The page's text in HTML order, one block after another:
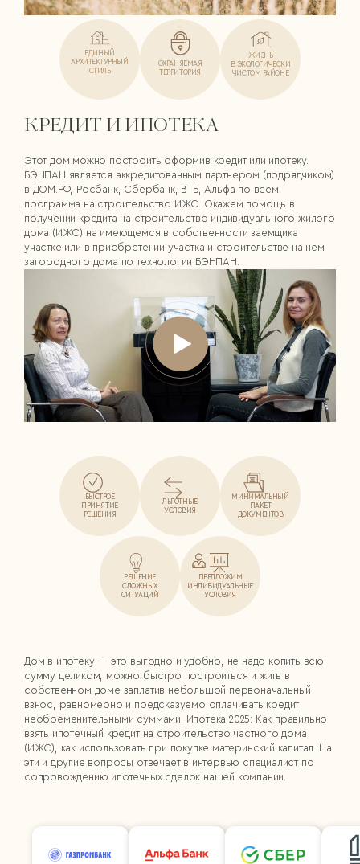
ЕДИНЫЙ
АРХИТЕКТУРНЫЙ
СТИЛЬ
ОХРАНЯЕМАЯ
ТЕРРИТОРИЯ
ЖИЗНЬ
В ЭКОЛОГИЧЕСКИ
ЧИСТОМ РАЙОНЕ
КРЕДИТ И ИПОТЕКА
Этот дом можно построить оформив кредит или ипотеку.
БЭНПАН является аккредитованным партнером (подрядчиком)
в ДОМ.РФ, Росбанк, Сбербанк, ВТБ, Альфа по всем
программа на строительство ИЖС. Окажем помощь в
получении кредита на строительство индивидуального жилого
дома (ИЖС) на имеющемся в собственности заемщика
участке или в приобретении участка и строительстве на нем
загородного дома по технологии БЭНПАН.
БЫСТРОЕ
ПРИНЯТИЕ
РЕШЕНИЯ
ЛЬГОТНЫЕ
УСЛОВИЯ
МИНИМАЛЬНЫЙ
ПАКЕТ
ДОКУМЕНТОВ
РЕШЕНИЕ
СЛОЖНЫХ
СИТУАЦИЙ
ПРЕДЛОЖИМ
ИНДИВИДУАЛЬНЫЕ
УСЛОВИЯ
Дом в ипотеку — это выгодно и удобно, не надо копить всю
сумму целиком, можно быстро построиться и жить в
собственном доме заплатив небольшой первоначальный
взнос, равномерно и предсказуемо оплачивать кредит
необременительными суммами. Ипотека 2025: Как правильно
взять ипотечный кредит на строительство частного дома
(ИЖС), как использовать при покупке материнский капитал. На
эти и другие вопросы отвечает в интервью специалист по
сопровождению ипотечных сделок нашей компании.